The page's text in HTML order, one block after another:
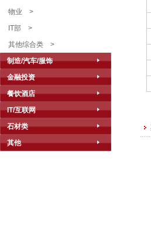
物业 >
IT部 >
其他综合类 >
制造/汽车/服饰
金融投资
餐饮酒店
IT/互联网
石材类
其他